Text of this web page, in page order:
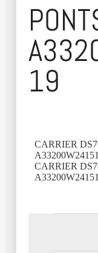
19
CARRIER
CARRIER